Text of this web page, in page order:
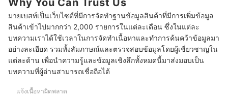
10 ไดร์เป่าผม Philips รุ่นไหนดี เปรียบเทียบรุ่นยอดนิยม
บทความที่เกี่ยวข้องกับไดร์เป่าผม Philips
Why You Can Trust Us
มายเบสท์เป็นเว็บไซต์ที่มีการจัดทำฐานข้อมูลสินค้าที่มีการเพิ่มข้อมูล
สินค้าเข้าไปมากกว่า 2,000 รายการในแต่ละเดือน ซึ่งในแต่ละ
บทความเราได้ใช้เวลาในการจัดทำเนื้อหาและทำการค้นคว้าข้อมูลมา
อย่างละเอียด รวมทั้งสัมภาษณ์และตรวจสอบข้อมูลโดยผู้เชี่ยวชาญใน
แต่ละด้าน เพื่อนำความรู้และข้อมูลเชิงลึกทั้งหมดนี้มาส่งมอบเป็น
บทความที่ผู้อ่านสามารถเชื่อถือได้
แจ้งเนื้อหาผิดพลาด